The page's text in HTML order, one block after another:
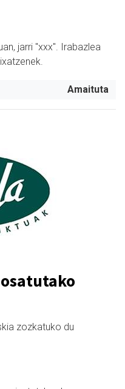
jarri "xxx". Irabazlea
Amaituta
zozkatuko du